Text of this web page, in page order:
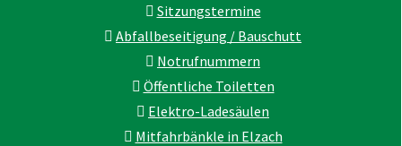
Sitzungstermine
Abfallbeseitigung / Bauschutt
Notrufnummern
Öffentliche Toiletten
Elektro-Ladesäulen
Mitfahrbänkle in Elzach